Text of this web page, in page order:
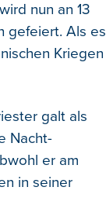
nun an 13
gefeiert. Als es
Kriegen
galt als
Nacht-
er am
in seiner